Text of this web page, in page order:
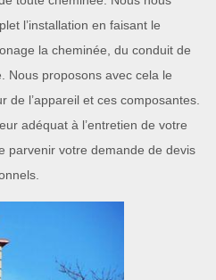
l’installation en faisant le
la cheminée, du conduit de
Nous proposons avec cela le
de l’appareil et ces composantes.
adéquat à l’entretien de votre
parvenir votre demande de devis